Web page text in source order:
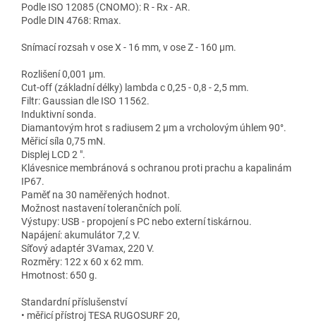
Podle ISO 12085 (CNOMO): R - Rx - AR.
Podle DIN 4768: Rmax.
Snímací rozsah v ose X - 16 mm, v ose Z - 160 µm.
Rozlišení 0,001 µm.
Cut-off (základní délky) lambda c 0,25 - 0,8 - 2,5 mm.
Filtr: Gaussian dle ISO 11562.
Induktivní sonda.
Diamantovým hrot s radiusem 2 µm a vrcholovým úhlem 90°.
Měřicí síla 0,75 mN.
Displej LCD 2 ".
Klávesnice membránová s ochranou proti prachu a kapalinám
IP67.
Paměť na 30 naměřených hodnot.
Možnost nastavení tolerančních polí.
Výstupy: USB - propojení s PC nebo externí tiskárnou.
Napájení: akumulátor 7,2 V.
Síťový adaptér 3Vamax, 220 V.
Rozměry: 122 x 60 x 62 mm.
Hmotnost: 650 g.
Standardní příslušenství
• měřicí přístroj TESA RUGOSURF 20,